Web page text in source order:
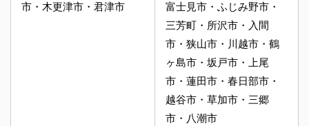
市・木更津市・君津市
富士見市・ふじみ野市・
三芳町・所沢市・入間
市・狭山市・川越市・鶴
ヶ島市・坂戸市・上尾
市・蓮田市・春日部市・
越谷市・草加市・三郷
市・八潮市